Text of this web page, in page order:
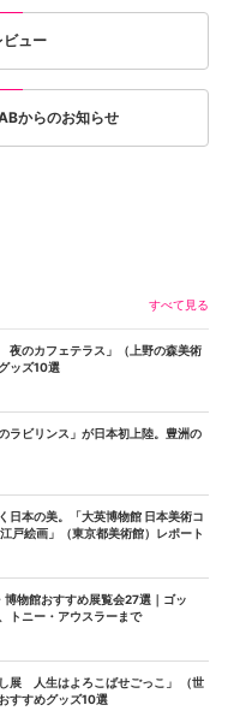
ビュー
からのお知らせ
すべて見る
夜のカフェテラス」（上野の森美術
ッズ10選
ラビリンス」が日本初上陸。豊洲の
日本の美。「大英博物館 日本美術コ
えた江戸絵画」（東京都美術館）レポート
物館おすすめ展覧会27選｜ゴッ
トニー・アウスラーまで
展 人生はよろこばせごっこ」 （世
すすめグッズ10選